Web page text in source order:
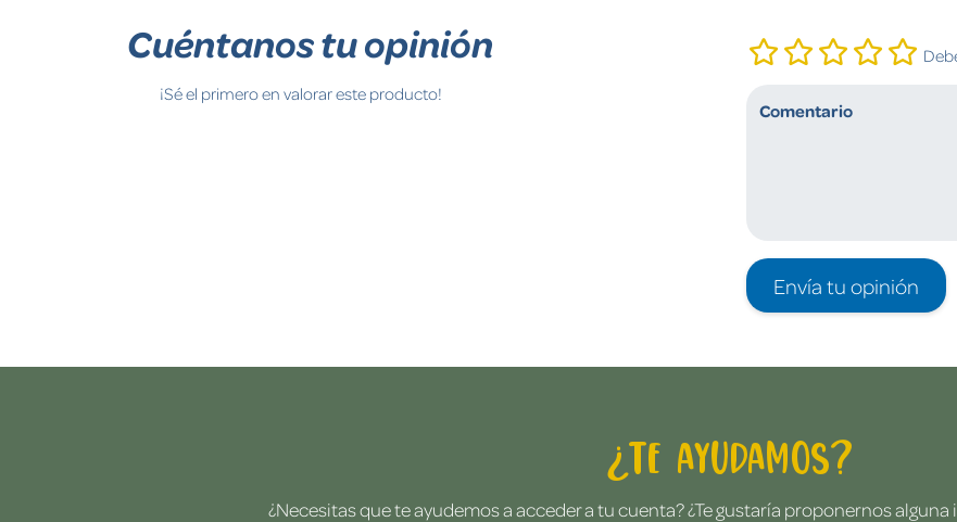
Cuéntanos tu opinión
¡Sé el primero en valorar este producto!
Envía tu opinión
¿Te ayudamos?
¿Necesitas que te ayudemos a acceder a tu cuenta? ¿Te gustaría proponernos